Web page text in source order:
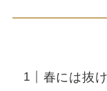
春には抜